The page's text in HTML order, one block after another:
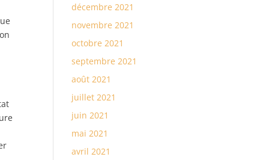
décembre 2021
novembre 2021
octobre 2021
septembre 2021
août 2021
juillet 2021
juin 2021
mai 2021
avril 2021